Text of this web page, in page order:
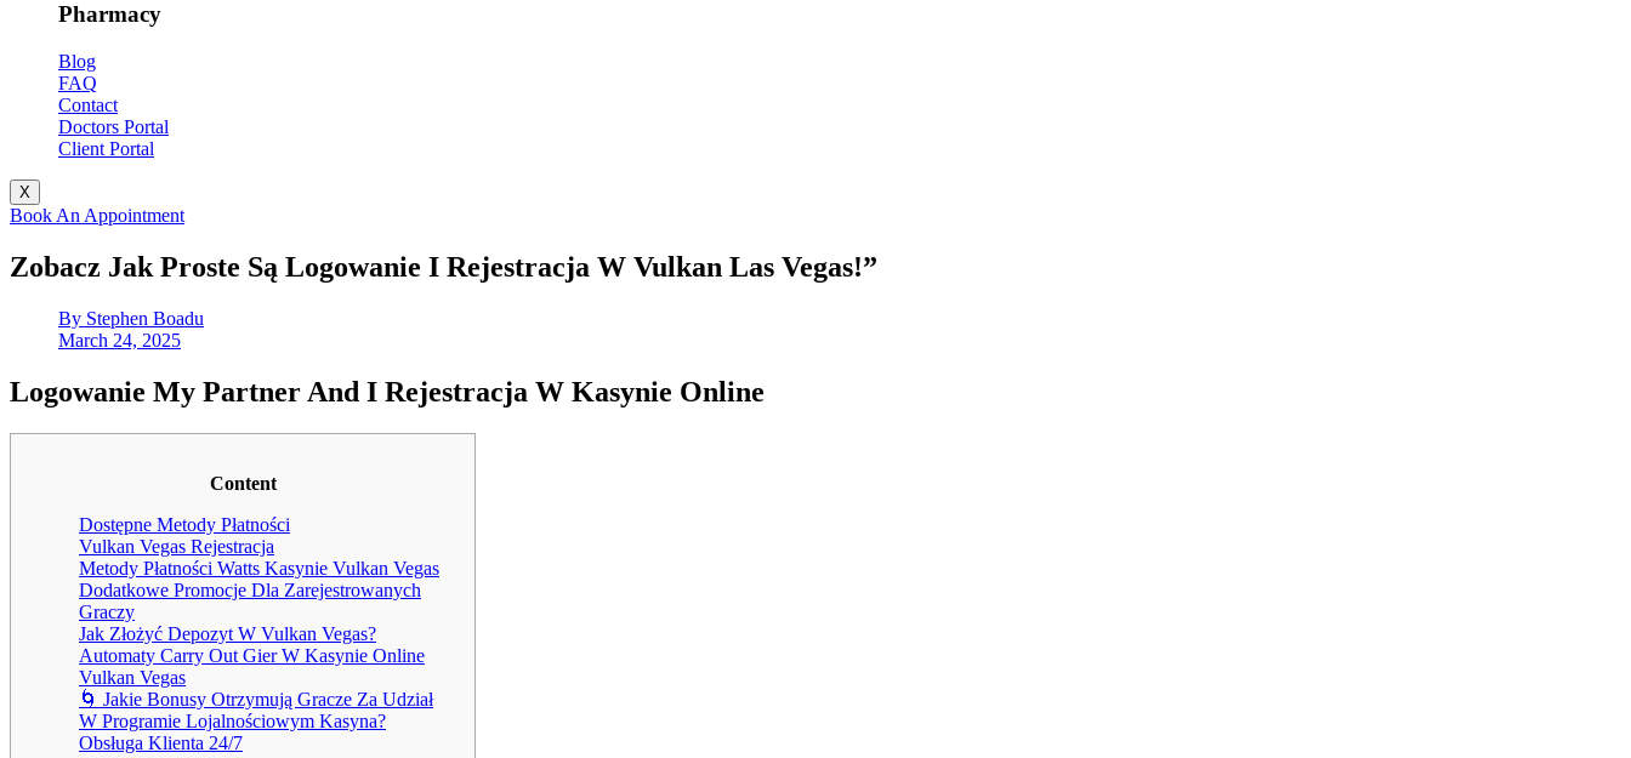
Pharmacy
Blog
FAQ
Contact
Doctors Portal
Client Portal
X
Book An Appointment
Zobacz Jak Proste Są Logowanie I Rejestracja W Vulkan Las Vegas!”
By Stephen Boadu
March 24, 2025
Logowanie My Partner And I Rejestracja W Kasynie Online
Content
Dostępne Metody Płatności
Vulkan Vegas Rejestracja
Metody Płatności Watts Kasynie Vulkan Vegas
Dodatkowe Promocje Dla Zarejestrowanych
Graczy
Jak Złożyć Depozyt W Vulkan Vegas?
Automaty Carry Out Gier W Kasynie Online
Vulkan Vegas
🌀 Jakie Bonusy Otrzymują Gracze Za Udział
W Programie Lojalnościowym Kasyna?
Obsługa Klienta 24/7